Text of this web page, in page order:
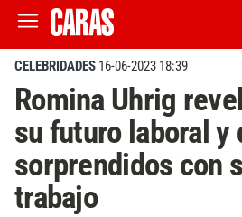
CELEBRIDADES 16-06-2023 18:39
Romina Uhrig
su futuro laboral y
sorprendidos con
trabajo